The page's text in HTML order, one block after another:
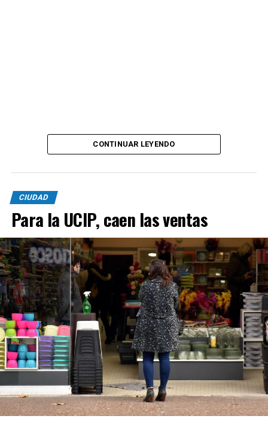
CONTINUAR LEYENDO
CIUDAD
Para la UCIP, caen las ventas